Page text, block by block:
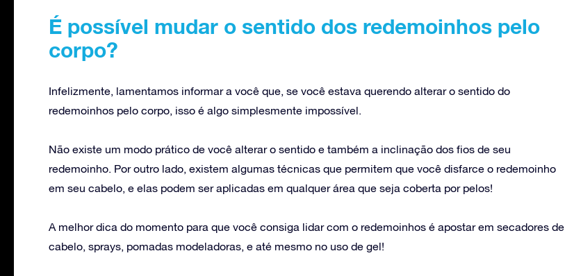
É possível mudar o sentido dos redemoinhos pelo
corpo?
Infelizmente, lamentamos informar a você que, se você estava querendo alterar o sentido do
redemoinhos pelo corpo, isso é algo simplesmente impossível.
Não existe um modo prático de você alterar o sentido e também a inclinação dos fios de seu
redemoinho. Por outro lado, existem algumas técnicas que permitem que você disfarce o redemoinho
em seu cabelo, e elas podem ser aplicadas em qualquer área que seja coberta por pelos!
A melhor dica do momento para que você consiga lidar com o redemoinhos é apostar em secadores de
cabelo, sprays, pomadas modeladoras, e até mesmo no uso de gel!